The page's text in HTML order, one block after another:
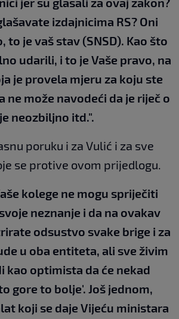
izdajnicima RS? Oni
to je vaš stav (SNSD). Kao što
udarili, i to je Vaše pravo, na
je provela mjeru za koju ste
ne može navodeći da je riječ o
neozbiljno itd.".
poruku i za Vulić i za sve
se protive ovom prijedlogu.
kolege ne mogu spriječiti
neznanje i da na ovakav
odsustvo svake brige i za
u oba entiteta, ali sve živim
kao optimista da će nekad
gore to bolje'. Još jednom,
koji se daje Vijeću ministara